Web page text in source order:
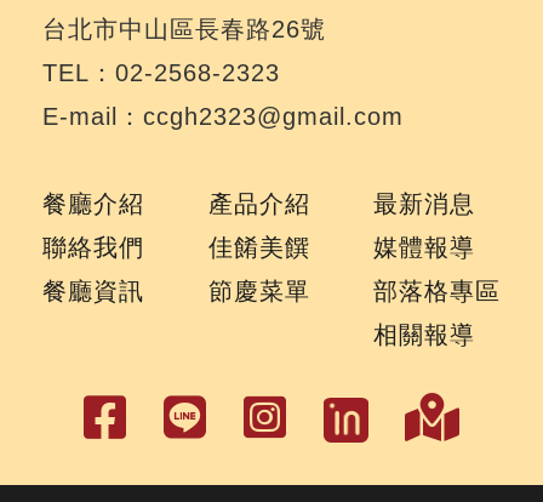
台北市中山區長春路26號
TEL：02-2568-2323
E-mail：ccgh2323@gmail.com
餐廳介紹
聯絡我們
餐廳資訊
產品介紹
佳餚美饌
節慶菜單
最新消息
媒體報導
部落格專區
相關報導